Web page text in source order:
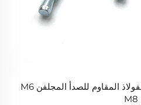
تخصيص خطاف توسيع من الفولاذ المقاوم للصدأ المجلفن M6
M8